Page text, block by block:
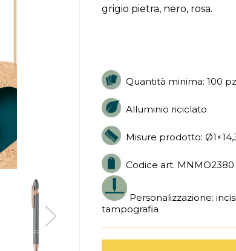
grigio pietra, nero, rosa.
Quantità minima: 100
Alluminio riciclato
Misure prodotto:
Codice art. MNMO2380
Personalizzazione:
tampografia